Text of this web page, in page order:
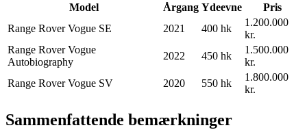
Model Årgang Ydeevne
Pris
Range Rover Vogue SE
2021 400 hk
1.200.000
kr.
Range Rover Vogue
Autobiography
2022 450 hk
1.500.000
kr.
Range Rover Vogue SV
2020 550 hk
1.800.000
kr.
Sammenfattende bemærkninger